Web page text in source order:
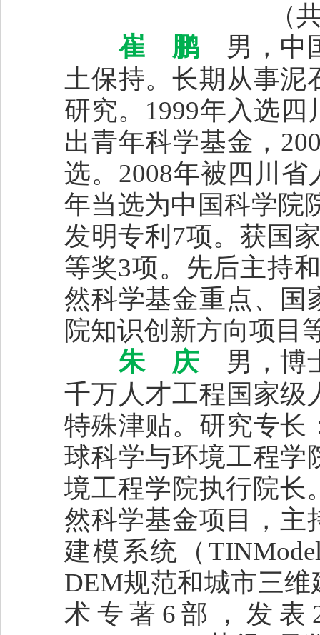
（
崔 鹏 男，中
土保持。长期从事泥
研究。1999年入选
出青年科学基金，
选。2008年被四川省
年当选为中国科学院
发明专利7项。获国
等奖3项。先后主持
然科学基金重点、国
院知识创新方向项目
朱 庆 男，博
千万人才工程国家级
特殊津贴。研究专长
球科学与环境工程学
境工程学院执行院长
然科学基金项目，主
建模系统（
DEM规范和城市三
术专著6部，发表